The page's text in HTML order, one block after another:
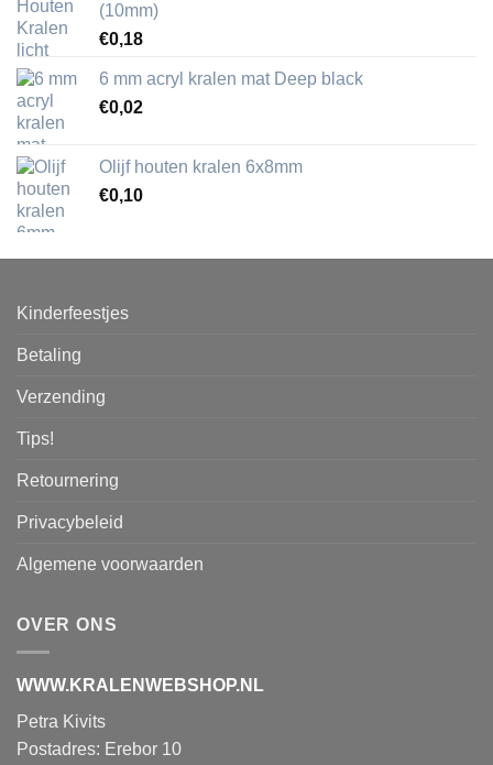
(10mm)
€0,18
6 mm acryl kralen mat Deep black
€0,02
Olijf houten kralen 6x8mm
€0,10
Kinderfeestjes
Betaling
Verzending
Tips!
Retournering
Privacybeleid
Algemene voorwaarden
OVER ONS
WWW.KRALENWEBSHOP.NL
Petra Kivits
Postadres: Erebor 10